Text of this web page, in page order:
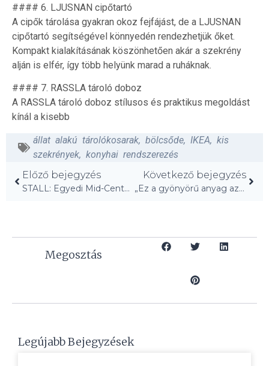
#### 6. LJUSNAN cipőtartó
A cipők tárolása gyakran okoz fejfájást, de a LJUSNAN
cipőtartó segítségével könnyedén rendezhetjük őket.
Kompakt kialakításának köszönhetően akár a szekrény
alján is elfér, így több helyünk marad a ruháknak.
#### 7. RASSLA tároló doboz
A RASSLA tároló doboz stílusos és praktikus megoldást
kínál a kisebb
állat alakú tárolókosarak, bölcsőde, IKEA, kis
szekrények, konyhai rendszerezés
Előző bejegyzés
STALL: Egyedi Mid-Century Modern DIY az IKEA-tól!
Következő bejegyzés
„Ez a gyönyörű anyag azonnal drágának mutatja a helyet!”
Megosztás
Legújabb Bejegyzések